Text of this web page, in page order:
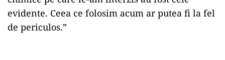
evidente. Ceea ce folosim acum ar putea fi la fel
de periculos.”